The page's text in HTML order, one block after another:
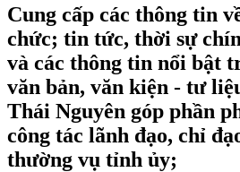
Cung cấp các thông tin
chức; tin tức, thời sự
và các thông tin nổi bật
văn bản, văn kiện - tư
Thái Nguyên góp phần
công tác lãnh đạo, chỉ
thường vụ tỉnh ủy;